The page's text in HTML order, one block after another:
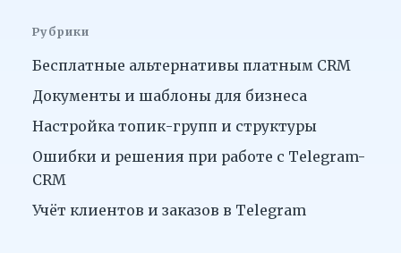
Рубрики
Бесплатные альтернативы платным CRM
Документы и шаблоны для бизнеса
Настройка топик-групп и структуры
Ошибки и решения при работе с Telegram-
CRM
Учёт клиентов и заказов в Telegram